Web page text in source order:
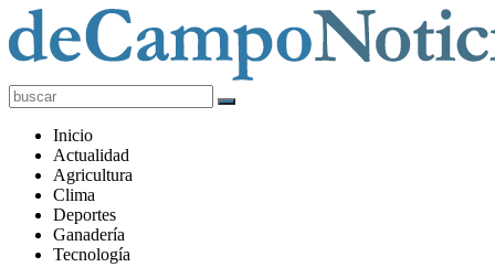
deCampoNoticias
Actualidad
Agropecuaria
Inicio
Actualidad
Agricultura
Clima
Deportes
Ganadería
Tecnología